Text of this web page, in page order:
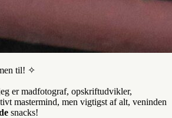
til! ✧
er madfotograf, opskriftudvikler,
mastermind, men vigtigst af alt, veninden
snacks!